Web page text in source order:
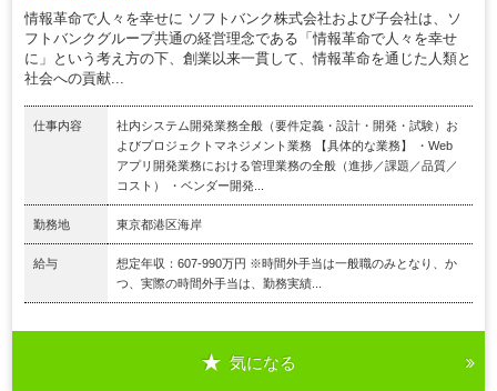
情報革命で人々を幸せに ソフトバンク株式会社および子会社は、ソ
フトバンクグループ共通の経営理念である「情報革命で人々を幸せ
に」という考え方の下、創業以来一貫して、情報革命を通じた人類と
社会への貢献...
仕事内容
社内システム開発業務全般（要件定義・設計・開発・試験）お
よびプロジェクトマネジメント業務 【具体的な業務】 ・Web
アプリ開発業務における管理業務の全般（進捗／課題／品質／
コスト） ・ベンダー開発...
勤務地 東京都港区海岸
給与
想定年収：607-990万円 ※時間外手当は一般職のみとなり、か
つ、実際の時間外手当は、勤務実績...
気になる